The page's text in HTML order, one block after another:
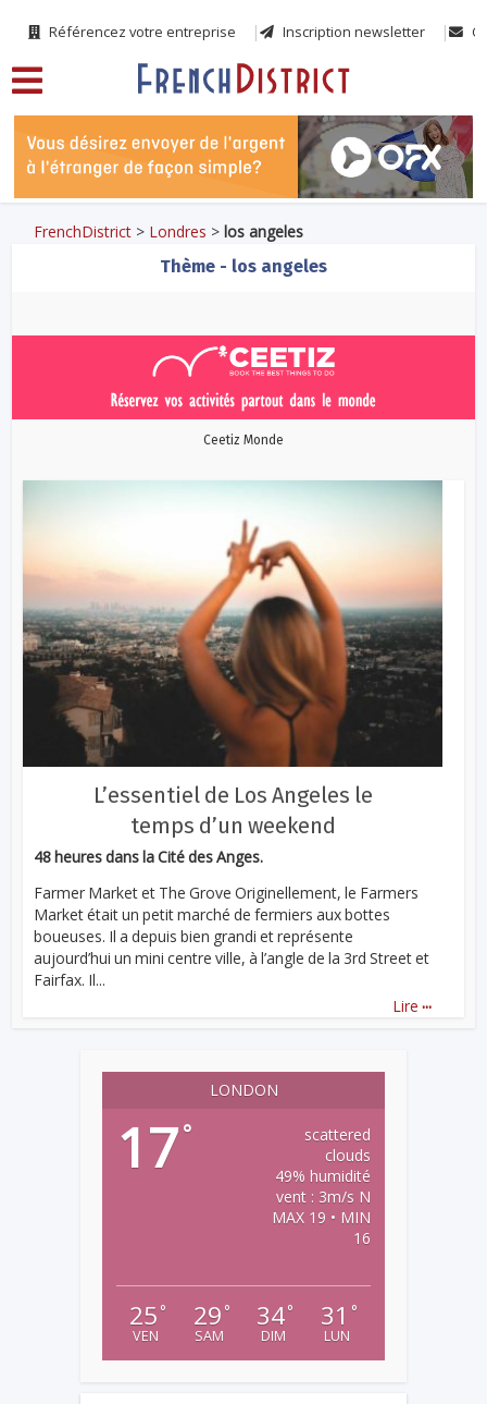
Référencez votre entreprise Inscription newsletter
FrenchDistrict > Londres >los angeles
Thème - los angeles
Ceetiz Monde
L’essentiel de Los Angeles le
temps d’un weekend
48 heures dans la Cité des Anges.
Farmer Market et The Grove Originellement, le Farmers
Market était un petit marché de fermiers aux bottes
boueuses. Il a depuis bien grandi et représente
aujourd’hui un mini centre ville, à l’angle de la 3rd Street et
Fairfax. Il...
Lire ...
LONDON
17°
scattered
clouds
49% humidité
vent : 3m/s N
MAX 19 • MIN
16
25 °
VEN
29 °
SAM
34°
DIM
31 °
LUN